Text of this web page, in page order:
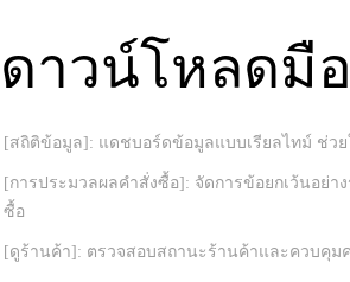
ดาวน์โหลดมื
[สถิติข้อมูล]: แดชบอร์ดข้อมูลแบบเรียลไทม์ ช่ว
[การประมวลผลคำสั่งซื้อ]: จัดการข้อยกเว้นอย่า
ซื้อ
[ดูร้านค้า]: ตรวจสอบสถานะร้านค้าและควบคุม